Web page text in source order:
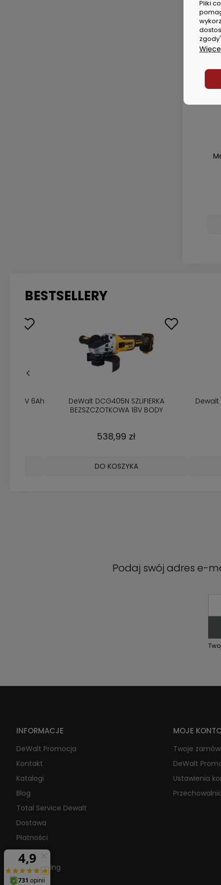
BESTSELLERY
DeWalt DCB184 Akumulator bateria 18V
5Ah
265,00 zł
DO KOSZYKA
MAKITA
Podaj swój adres e-
INFORMACJE
DeWalt Promocja
Kontakt
Katalogi
Blog
Total Service Dewalt
Dostawa
Płatności
O firmie
Raty/Leasing
MOJE
Twoje
DeWalt
Ustawienia
Pliki